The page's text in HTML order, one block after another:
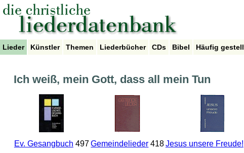
Lieder Künstler Themen Liederbücher CDs Bibel Häufig
Ich weiß, mein Gott, dass all mein Tun
Ev. Gesangbuch 497 Gemeindelieder 418Jesus unsere Freude!